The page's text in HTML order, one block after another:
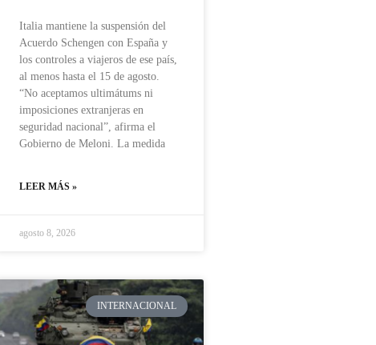
Italia mantiene la suspensión del
Acuerdo Schengen con España y
los controles a viajeros de ese país,
al menos hasta el 15 de agosto.
“No aceptamos ultimátums ni
imposiciones extranjeras en
seguridad nacional”, afirma el
Gobierno de Meloni. La medida
LEER MÁS »
agosto 8, 2026
INTERNACIONAL